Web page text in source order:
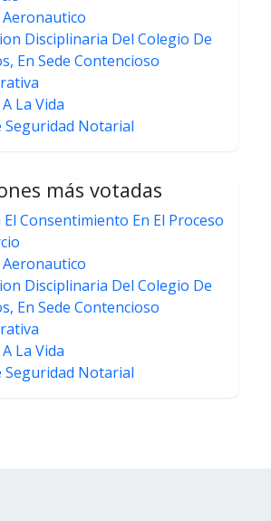
Disciplinaria Del Colegio De
En Sede Contencioso
La Vida
Seguridad Notarial
más votadas
El Consentimiento En El Proceso
Disciplinaria Del Colegio De
En Sede Contencioso
La Vida
Seguridad Notarial